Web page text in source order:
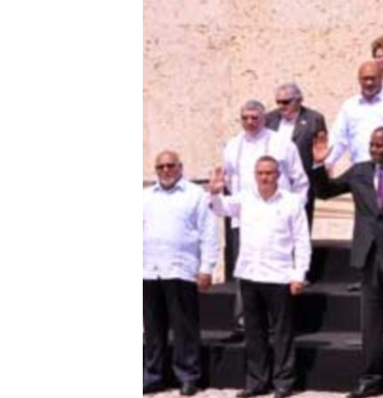
LA REALIDAD DE LA VIVIENDA EN
DESINFORMACIÓN RUSA EN
LA INVASIÓN DE RUSIA A UCRANIA